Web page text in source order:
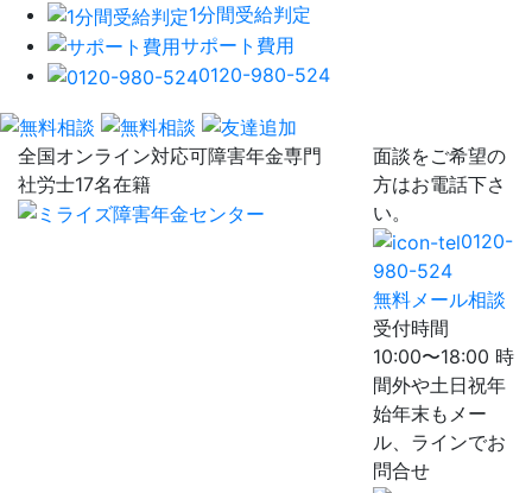
1分間受給判定
サポート費用
0120-980-524
全国オンライン対応可障害年金専門
社労士17名在籍
面談をご希望の
方はお電話下さ
い。
0120-
980-524
無料メール相談
受付時間
10:00〜18:00 時
間外や土日祝年
始年末もメー
ル、ラインでお
問合せ